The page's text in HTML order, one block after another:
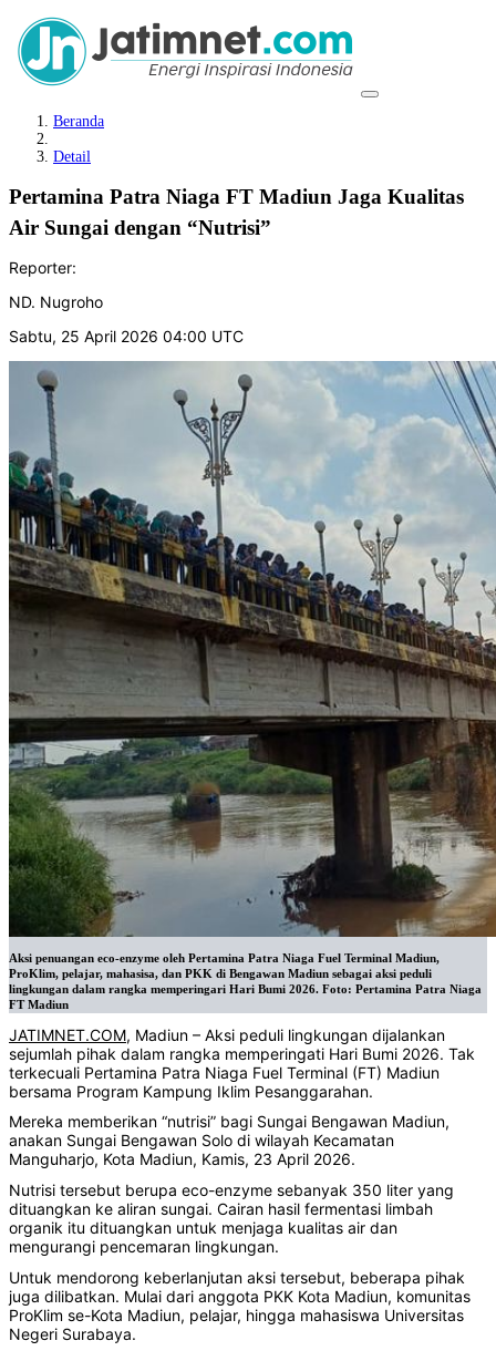
Beranda
Detail
Pertamina Patra Niaga FT Madiun Jaga Kualitas
Air Sungai dengan “Nutrisi”
Reporter:
ND. Nugroho
Sabtu, 25 April 2026 04:00 UTC
Aksi penuangan eco-enzyme oleh Pertamina Patra Niaga Fuel Terminal Madiun,
ProKlim, pelajar, mahasisa, dan PKK di Bengawan Madiun sebagai aksi peduli
lingkungan dalam rangka memperingari Hari Bumi 2026. Foto: Pertamina Patra Niaga
FT Madiun
JATIMNET.COM, Madiun – Aksi peduli lingkungan dijalankan
sejumlah pihak dalam rangka memperingati Hari Bumi 2026. Tak
terkecuali Pertamina Patra Niaga Fuel Terminal (FT) Madiun
bersama Program Kampung Iklim Pesanggarahan.
Mereka memberikan “nutrisi” bagi Sungai Bengawan Madiun,
anakan Sungai Bengawan Solo di wilayah Kecamatan
Manguharjo, Kota Madiun, Kamis, 23 April 2026.
Nutrisi tersebut berupa eco-enzyme sebanyak 350 liter yang
dituangkan ke aliran sungai. Cairan hasil fermentasi limbah
organik itu dituangkan untuk menjaga kualitas air dan
mengurangi pencemaran lingkungan.
Untuk mendorong keberlanjutan aksi tersebut, beberapa pihak
juga dilibatkan. Mulai dari anggota PKK Kota Madiun, komunitas
ProKlim se-Kota Madiun, pelajar, hingga mahasiswa Universitas
Negeri Surabaya.